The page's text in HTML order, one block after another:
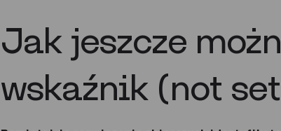
Jak jeszcze
wskaźnik (not